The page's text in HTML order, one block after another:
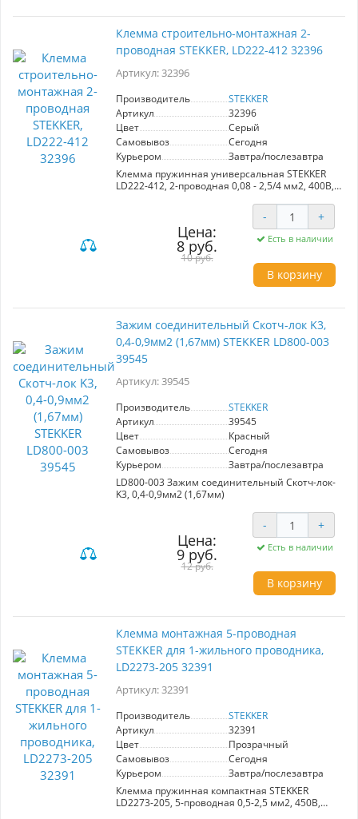
Клемма строительно-монтажная 2-
проводная STEKKER, LD222-412 32396
Артикул: 32396
Производитель
STEKKER
Артикул
32396
Цвет
Серый
Самовывоз
Сегодня
Курьером
Завтра/послезавтра
Клемма пружинная универсальная STEKKER
LD222-412, 2-проводная 0,08 - 2,5/4 мм2, 400В,
пластик, латунь. Тип провода одножильный/
многожильный, материал провода медь,
температура окружающей среды -20...+40°C
Цена:
8 руб.
10 руб.
- +
Есть в наличии
В корзину
Зажим соединительный Скотч-лок K3,
0,4-0,9мм2 (1,67мм) STEKKER LD800-003
39545
Артикул: 39545
Производитель
STEKKER
Артикул
39545
Цвет
Красный
Самовывоз
Сегодня
Курьером
Завтра/послезавтра
LD800-003 Зажим соединительный Скотч-лок-
K3, 0,4-0,9мм2 (1,67мм)
Цена:
9 руб.
12 руб.
- +
Есть в наличии
В корзину
Клемма монтажная 5-проводная
STEKKER для 1-жильного проводника,
LD2273-205 32391
Артикул: 32391
Производитель
STEKKER
Артикул
32391
Цвет
Прозрачный
Самовывоз
Сегодня
Курьером
Завтра/послезавтра
Клемма пружинная компактная STEKKER
LD2273-205, 5-проводная 0,5-2,5 мм2, 450В,